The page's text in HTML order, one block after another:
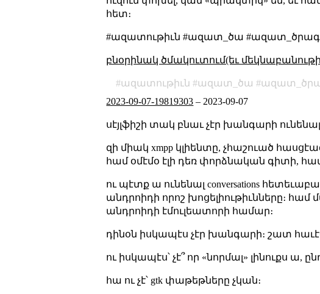
հետ։
#ազատութիւն #ազատ_ծա
բնօրինակ ծմակուտում(եւ
ազատութիւն ազատ_ծա
2023-09-07-19819303 – 2023-09-07
սէյլֆիշի տակ բնաւ չէր խանգարի ունենալ
զի միակ xmpp կլիենտը, չհաշուած
համ օմէմօ էլի դեռ փորձնական գիտի,
ու պէտք ա ունենալ conversations
անդրոիդի որոշ խոցելիութիւնները։
անդրոիդի էմուլեատորի համար։
դինօն իսկապէս չէր խանգարի։ շատ հաւէս
ու իսկապէս՝ չէ՞ որ «նորմալ» լինուքս ա,
հա ու չէ՝ gtk փաթեթները չկան։